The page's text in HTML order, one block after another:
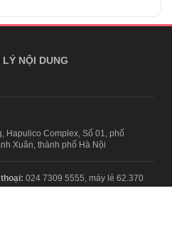
NỘI DUNG
Hapulico Complex, Số 01, phố
Xuân, thành phố Hà Nội
024 7309 5555, máy lẻ 62.370